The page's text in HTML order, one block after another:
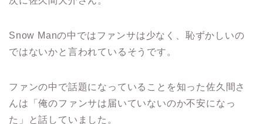
Snow Manの中ではファンサは少なく、恥ずかしいの
ではないかと言われているそうです。
ファンの中で話題になっていることを知った佐久間さ
んは「俺のファンサは届いていないのか不安になっ
た」と話していました。